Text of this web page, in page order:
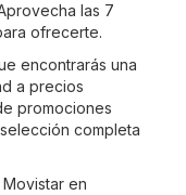
las 7
ofrecerte.
encontrarás una
a precios
promociones
completa
en